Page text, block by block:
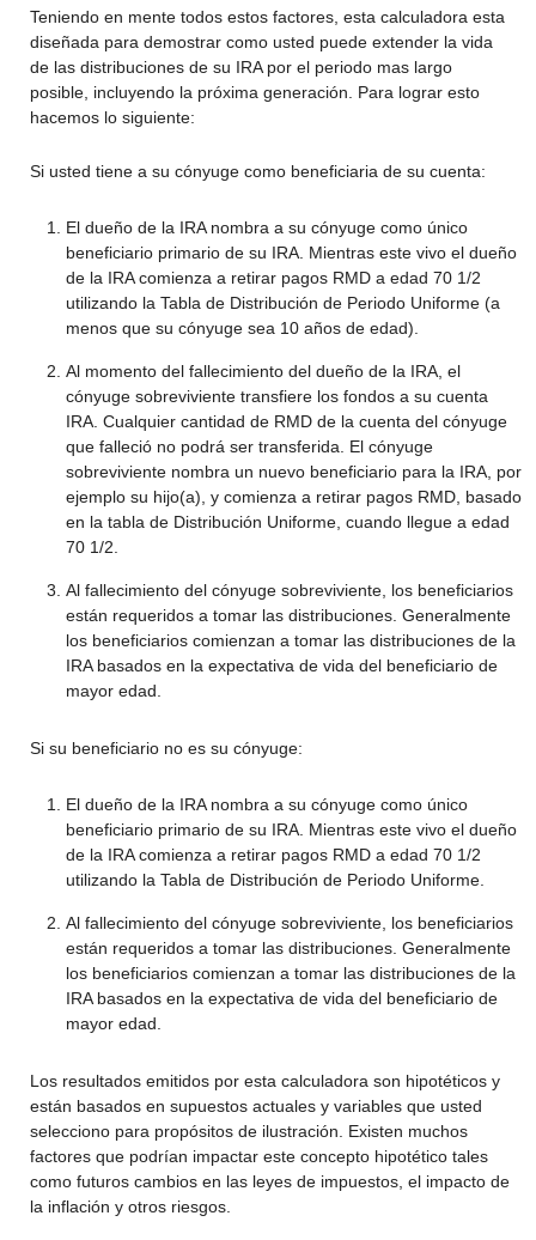
Teniendo en mente todos estos factores, esta calculadora esta
diseñada para demostrar como usted puede extender la vida
de las distribuciones de su IRA por el periodo mas largo
posible, incluyendo la próxima generación. Para lograr esto
hacemos lo siguiente:
Si usted tiene a su cónyuge como beneficiaria de su cuenta:
El dueño de la IRA nombra a su cónyuge como único
beneficiario primario de su IRA. Mientras este vivo el dueño
de la IRA comienza a retirar pagos RMD a edad 70 1/2
utilizando la Tabla de Distribución de Periodo Uniforme (a
menos que su cónyuge sea 10 años de edad).
Al momento del fallecimiento del dueño de la IRA, el
cónyuge sobreviviente transfiere los fondos a su cuenta
IRA. Cualquier cantidad de RMD de la cuenta del cónyuge
que falleció no podrá ser transferida. El cónyuge
sobreviviente nombra un nuevo beneficiario para la IRA, por
ejemplo su hijo(a), y comienza a retirar pagos RMD, basado
en la tabla de Distribución Uniforme, cuando llegue a edad
70 1/2.
Al fallecimiento del cónyuge sobreviviente, los beneficiarios
están requeridos a tomar las distribuciones. Generalmente
los beneficiarios comienzan a tomar las distribuciones de la
IRA basados en la expectativa de vida del beneficiario de
mayor edad.
Si su beneficiario no es su cónyuge:
El dueño de la IRA nombra a su cónyuge como único
beneficiario primario de su IRA. Mientras este vivo el dueño
de la IRA comienza a retirar pagos RMD a edad 70 1/2
utilizando la Tabla de Distribución de Periodo Uniforme.
Al fallecimiento del cónyuge sobreviviente, los beneficiarios
están requeridos a tomar las distribuciones. Generalmente
los beneficiarios comienzan a tomar las distribuciones de la
IRA basados en la expectativa de vida del beneficiario de
mayor edad.
Los resultados emitidos por esta calculadora son hipotéticos y
están basados en supuestos actuales y variables que usted
selecciono para propósitos de ilustración. Existen muchos
factores que podrían impactar este concepto hipotético tales
como futuros cambios en las leyes de impuestos, el impacto de
la inflación y otros riesgos.